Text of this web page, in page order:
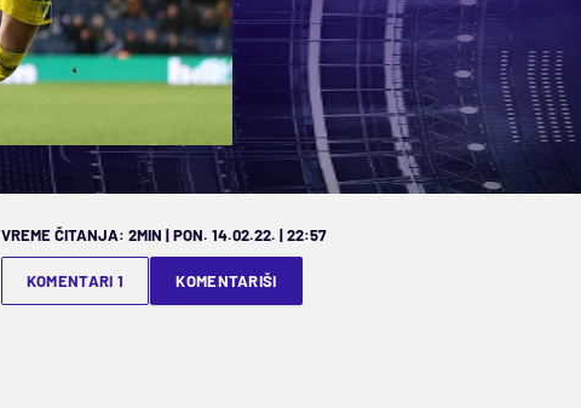
VREME ČITANJA: 2MIN | PON. 14.02.22. | 22:57
KOMENTARI 1 KOMENTARIŠI